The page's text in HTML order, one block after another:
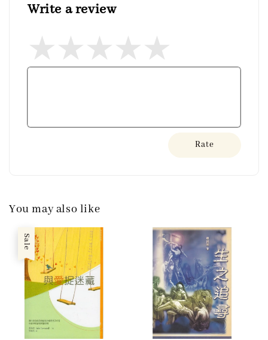
Write a review
Rate
You may also like
Sale